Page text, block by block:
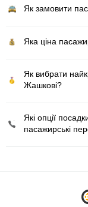
Як замовити
Яка ціна
Як вибрати
Жашкові?
Які опції
пасажирські